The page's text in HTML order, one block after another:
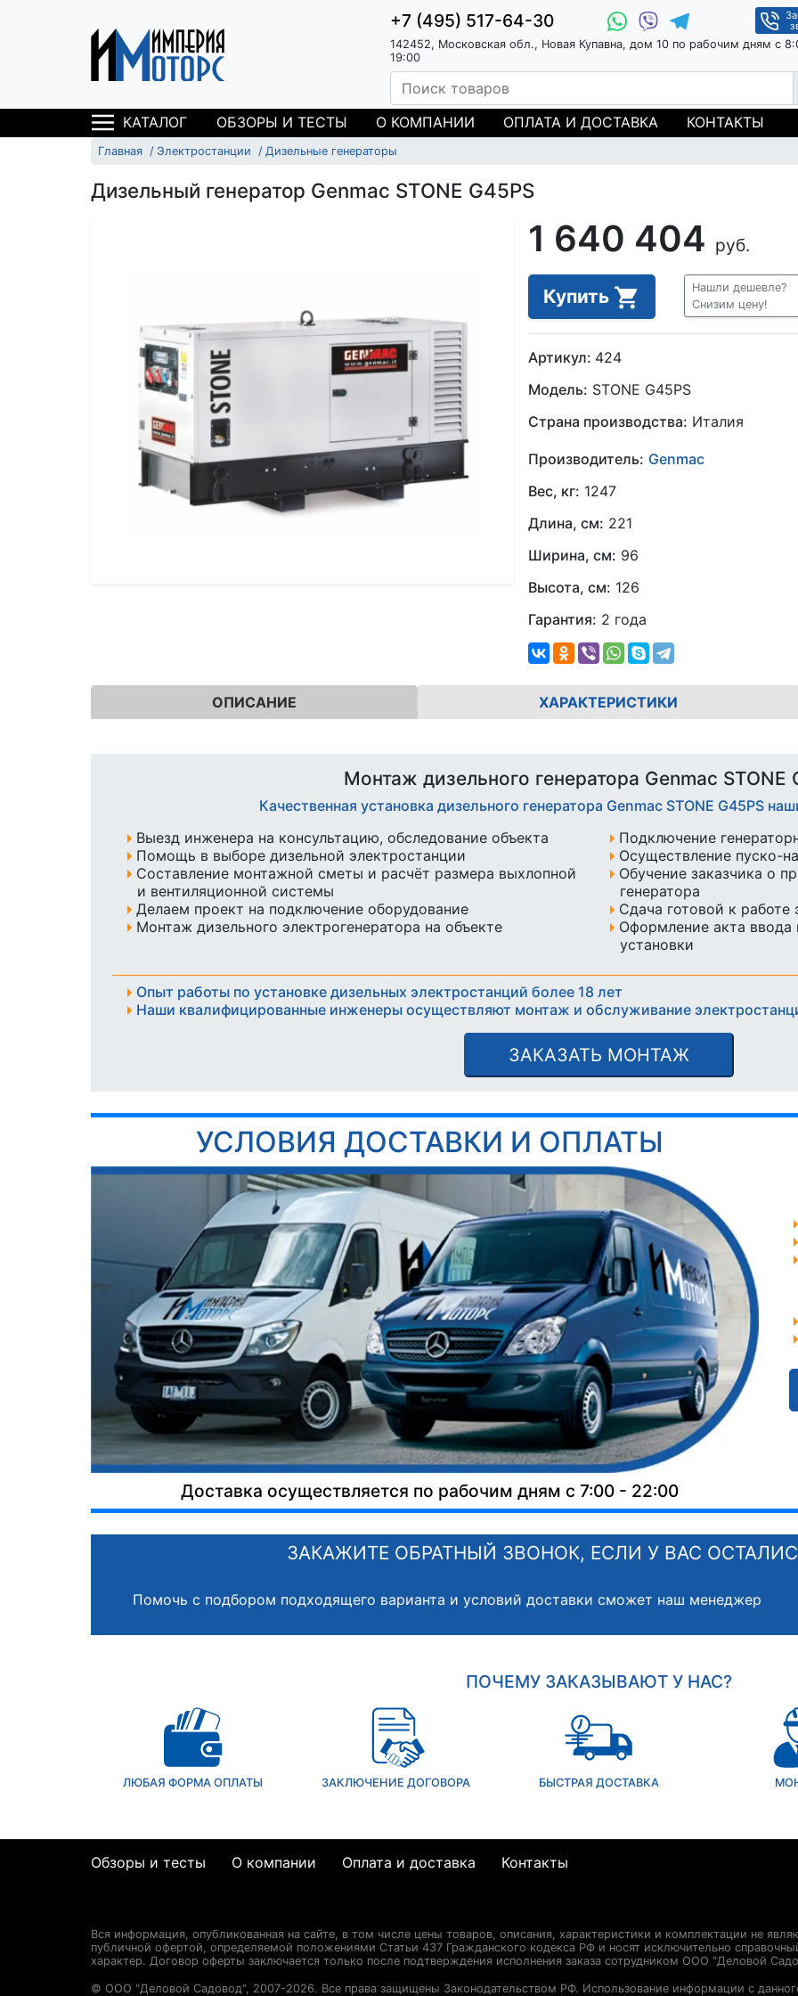
+7 (495) 517-64-30
142452, Московская обл., Новая Купавна, дом 10 по рабочим дням с
19:00
КАТАЛОГ ОБЗОРЫ И ТЕСТЫ О КОМПАНИИ ОПЛАТА И ДОСТАВКА КОНТАКТЫ
Главная Электростанции Дизельные генераторы
Дизельный генератор Genmac STONE G45PS
1 640 404 руб.
Купить
Нашли дешевле?
Снизим цену!
Артикул: 424
Модель: STONE G45PS
Страна производства: Италия
Производитель: Genmac
Вес, кг: 1247
Длина, см: 221
Ширина, см: 96
Высота, см: 126
Гарантия: 2 года
ОПИСАНИЕ ХАРАКТЕРИСТИКИ
Монтаж дизельного генератора Genmac STONE
Качественная установка дизельного генератора Genmac STONE G45PS
Выезд инженера на консультацию, обследование объекта
Помощь в выборе дизельной электростанции
Составление монтажной сметы и расчёт размера выхлопной
и вентиляционной системы
Делаем проект на подключение оборудование
Монтаж дизельного электрогенератора на объекте
Подключение
Осуществление пуско-
Обучение заказчика о
генератора
Сдача готовой к работе
Оформление акта ввода
установки
Опыт работы по установке дизельных электростанций более 18 лет
Наши квалифицированные инженеры осуществляют монтаж и обслуживание
ЗАКАЗАТЬ МОНТАЖ
УСЛОВИЯ ДОСТАВКИ И ОПЛАТЫ
Доставка осуществляется по рабочим дням с 7:00 - 22:00
ЗАКАЖИТЕ ОБРАТНЫЙ ЗВОНОК, ЕСЛИ У ВАС
Помочь с подбором подходящего варианта и условий доставки сможет наш менеджер
ПОЧЕМУ ЗАКАЗЫВАЮТ У НАС?
ЛЮБАЯ ФОРМА ОПЛАТЫ ЗАКЛЮЧЕНИЕ ДОГОВОРА БЫСТРАЯ ДОСТАВКА
Обзоры и тесты О компании Оплата и доставка Контакты
Вся информация, опубликованная на сайте, в том числе цены товаров, описания, характеристики и комплектации не
публичной офертой, определяемой положениями Статьи 437 Гражданского кодекса РФ и носят исключительно
характер. Договор оферты заключается только после подтверждения исполнения заказа сотрудником ООО "Деловой
© ООО "Деловой Садовод", 2007-2026. Все права защищены Законодательством РФ. Использование информации с